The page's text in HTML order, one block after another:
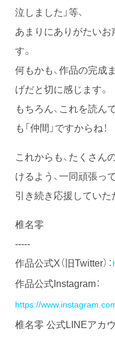
泣しました」等、
あまりにありがたいお
す。
何もかも、作品の完成
げだと切に感じます。
もちろん、これを読
も「仲間」ですからね！
これからも、たくさ
けるよう、一同頑張っ
引き続き応援していた
椎名零
-----
作品公式X（旧Twitter）：
作品公式Instagram：
https://
椎名零 公式LINEアカウ